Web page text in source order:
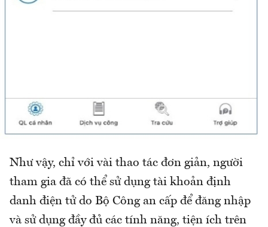
Như vậy, chỉ với vài thao tác đơn giản, người
tham gia đã có thể sử dụng tài khoản định
danh điện tử do Bộ Công an cấp để đăng nhập
và sử dụng đầy đủ các tính năng, tiện ích trên